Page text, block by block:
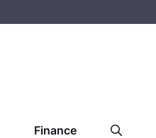
Finance